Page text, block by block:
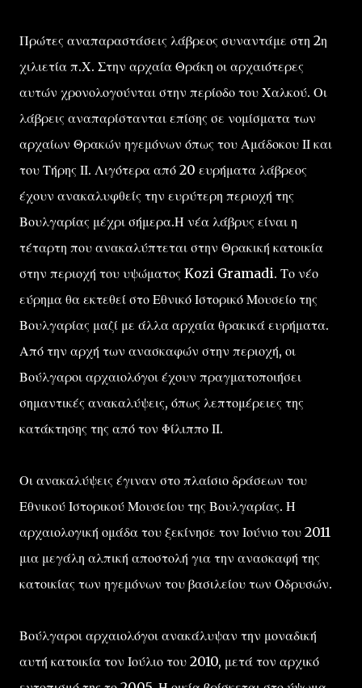
Πρώτες αναπαραστάσεις λάβρεος συναντάμε στη 2η
χιλιετία π.Χ. Στην αρχαία Θράκη οι αρχαιότερες
αυτών χρονολογούνται στην περίοδο του Χαλκού. Οι
λάβρεις αναπαρίστανται επίσης σε νομίσματα των
αρχαίων Θρακών ηγεμόνων όπως του Αμάδοκου ΙΙ και
του Τήρης ΙΙ. Λιγότερα από 20 ευρήματα λάβρεος
έχουν ανακαλυφθείς την ευρύτερη περιοχή της
Βουλγαρίας μέχρι σήμερα.Η νέα λάβρυς είναι η
τέταρτη που ανακαλύπτεται στην Θρακική κατοικία
στην περιοχή του υψώματος Kozi Gramadi. Το νέο
εύρημα θα εκτεθεί στο Εθνικό Ιστορικό Μουσείο της
Βουλγαρίας μαζί με άλλα αρχαία θρακικά ευρήματα.
Από την αρχή των ανασκαφών στην περιοχή, οι
Βούλγαροι αρχαιολόγοι έχουν πραγματοποιήσει
σημαντικές ανακαλύψεις, όπως λεπτομέρειες της
κατάκτησης της από τον Φίλιππο ΙΙ.
Οι ανακαλύψεις έγιναν στο πλαίσιο δράσεων του
Εθνικού Ιστορικού Μουσείου της Βουλγαρίας. Η
αρχαιολογική ομάδα του ξεκίνησε τον Ιούνιο του 2011
μια μεγάλη αλπική αποστολή για την ανασκαφή της
κατοικίας των ηγεμόνων του βασιλείου των Οδρυσών.
Βούλγαροι αρχαιολόγοι ανακάλυψαν την μοναδική
αυτή κατοικία τον Ιούλιο του 2010, μετά τον αρχικό